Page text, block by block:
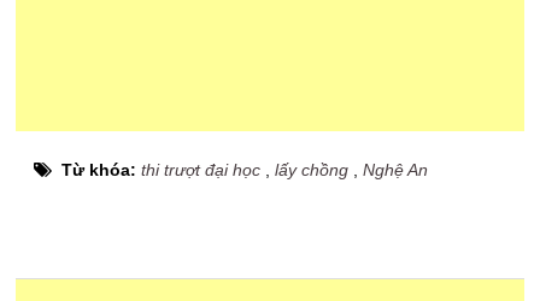
Từ khóa:thi trượt đại học ,lấy chồng ,Nghệ An